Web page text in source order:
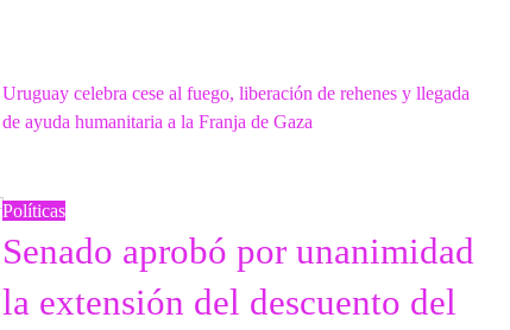
Next
Post
Uruguay celebra cese al fuego, liberación de rehenes y llegada
de ayuda humanitaria a la Franja de Gaza
Políticas
Senado aprobó por unanimidad
la extensión del descuento del